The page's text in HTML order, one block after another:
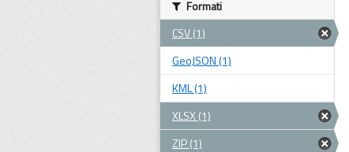
Formati
CSV (1)
GeoJSON (1)
KML (1)
XLSX (1)
ZIP (1)